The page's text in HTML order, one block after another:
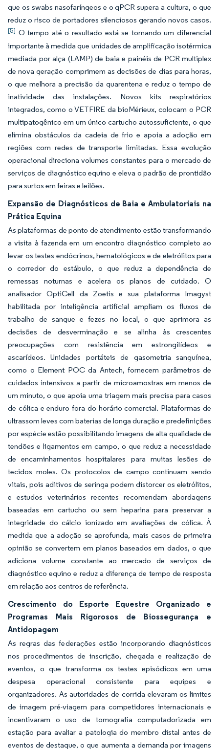
que os swabs nasofaríngeos e o qPCR supera a cultura, o que
reduz o risco de portadores silenciosos gerando novos casos.
[5] O tempo até o resultado está se tornando um diferencial
importante à medida que unidades de amplificação isotérmica
mediada por alça (LAMP) de baia e painéis de PCR multiplex
de nova geração comprimem as decisões de dias para horas,
o que melhora a precisão da quarentena e reduz o tempo de
inatividade das instalações. Novos kits respiratórios
integrados, como o VETFIRE da bioMérieux, colocam o PCR
multipatogênico em um único cartucho autossuficiente, o que
elimina obstáculos da cadeia de frio e apoia a adoção em
regiões com redes de transporte limitadas. Essa evolução
operacional direciona volumes constantes para o mercado de
serviços de diagnóstico equino e eleva o padrão de prontidão
para surtos em feiras e leilões.
Expansão de Diagnósticos de Baia e Ambulatoriais na
Prática Equina
As plataformas de ponto de atendimento estão transformando
a visita à fazenda em um encontro diagnóstico completo ao
levar os testes endócrinos, hematológicos e de eletrólitos para
o corredor do estábulo, o que reduz a dependência de
remessas noturnas e acelera os planos de cuidado. O
analisador OptiCell da Zoetis e sua plataforma Imagyst
habilitada por inteligência artificial ampliam os fluxos de
trabalho de sangue e fezes no local, o que aprimora as
decisões de desverminação e se alinha às crescentes
preocupações com resistência em estrongilídeos e
ascarídeos. Unidades portáteis de gasometria sanguínea,
como o Element POC da Antech, fornecem parâmetros de
cuidados intensivos a partir de microamostras em menos de
um minuto, o que apoia uma triagem mais precisa para casos
de cólica e enduro fora do horário comercial. Plataformas de
ultrassom leves com baterias de longa duração e predefinições
por espécie estão possibilitando imagens de alta qualidade de
tendões e ligamentos em campo, o que reduz a necessidade
de encaminhamentos hospitalares para muitas lesões de
tecidos moles. Os protocolos de campo continuam sendo
vitais, pois aditivos de seringa podem distorcer os eletrólitos,
e estudos veterinários recentes recomendam abordagens
baseadas em cartucho ou sem heparina para preservar a
integridade do cálcio ionizado em avaliações de cólica. À
medida que a adoção se aprofunda, mais casos de primeira
opinião se convertem em planos baseados em dados, o que
adiciona volume constante ao mercado de serviços de
diagnóstico equino e reduz a diferença de tempo de resposta
em relação aos centros de referência.
Crescimento do Esporte Equestre Organizado e
Programas Mais Rigorosos de Biossegurança e
Antidopagem
As regras das federações estão incorporando diagnósticos
nos procedimentos de inscrição, chegada e realização de
eventos, o que transforma os testes episódicos em uma
despesa operacional consistente para equipes e
organizadores. As autoridades de corrida elevaram os limites
de imagem pré-viagem para competidores internacionais e
incentivaram o uso de tomografia computadorizada em
estação para avaliar a patologia do membro distal antes de
eventos de destaque, o que aumenta a demanda por imagens